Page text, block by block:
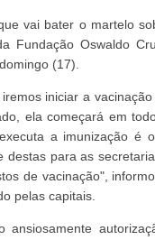
vai bater o martelo
Fundação Oswaldo
(17).
iniciar a
ela começará em
a imunização é
destas para as
de vacinação",
pelas capitais.
ansiosamente